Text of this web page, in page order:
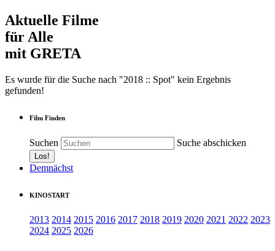
Aktuelle Filme
für Alle
mit GRETA
Es wurde für die Suche nach "2018 :: Spot" kein Ergebnis
gefunden!
Film Finden
Suchen Suche abschicken
Demnächst
KINOSTART
2013 2014 2015 2016 2017 2018 2019 2020 2021 2022 2023
2024 2025 2026